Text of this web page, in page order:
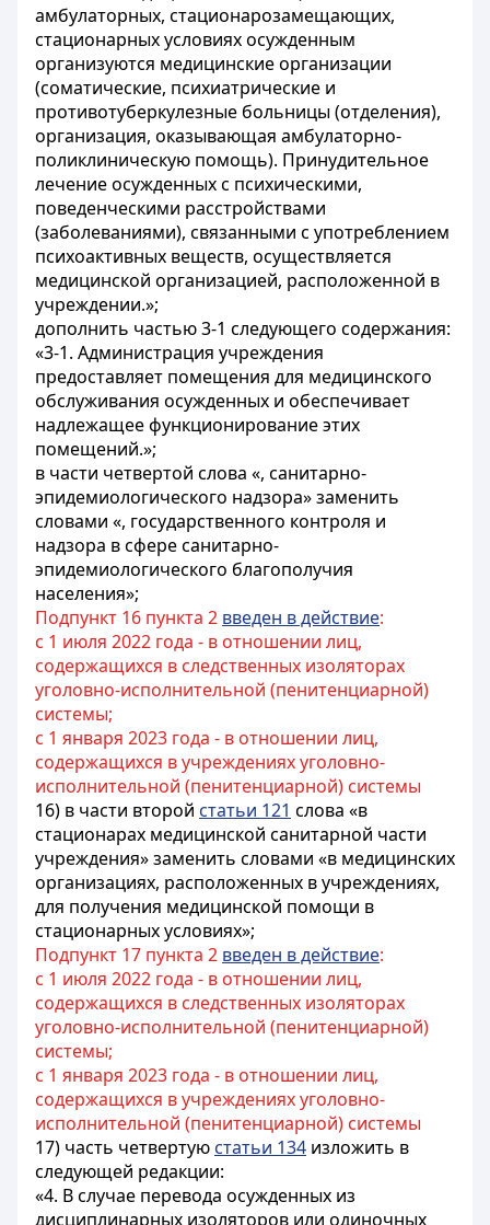
амбулаторных, стационарозамещающих,
стационарных условиях осужденным
организуются медицинские организации
(соматические, психиатрические и
противотуберкулезные больницы (отделения),
организация, оказывающая амбулаторно-
поликлиническую помощь). Принудительное
лечение осужденных с психическими,
поведенческими расстройствами
(заболеваниями), связанными с употреблением
психоактивных веществ, осуществляется
медицинской организацией, расположенной в
учреждении.»;
дополнить частью 3-1 следующего содержания:
«3-1. Администрация учреждения
предоставляет помещения для медицинского
обслуживания осужденных и обеспечивает
надлежащее функционирование этих
помещений.»;
в части четвертой слова «, санитарно-
эпидемиологического надзора» заменить
словами «, государственного контроля и
надзора в сфере санитарно-
эпидемиологического благополучия
населения»;
Подпункт 16 пункта 2 введен в действие:
с 1 июля 2022 года - в отношении лиц,
содержащихся в следственных изоляторах
уголовно-исполнительной (пенитенциарной)
системы;
с 1 января 2023 года - в отношении лиц,
содержащихся в учреждениях уголовно-
исполнительной (пенитенциарной) системы
16) в части второй статьи 121 слова «в
стационарах медицинской санитарной части
учреждения» заменить словами «в медицинских
организациях, расположенных в учреждениях,
для получения медицинской помощи в
стационарных условиях»;
Подпункт 17 пункта 2 введен в действие:
с 1 июля 2022 года - в отношении лиц,
содержащихся в следственных изоляторах
уголовно-исполнительной (пенитенциарной)
системы;
с 1 января 2023 года - в отношении лиц,
содержащихся в учреждениях уголовно-
исполнительной (пенитенциарной) системы
17) часть четвертую статьи 134 изложить в
следующей редакции:
«4. В случае перевода осужденных из
дисциплинарных изоляторов или одиночных